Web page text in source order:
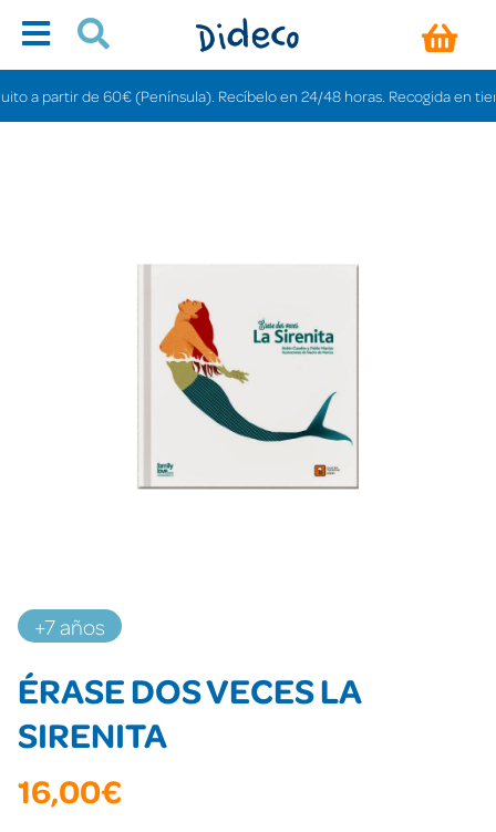
partir de 60€ (Península). Recíbelo en 24/48 horas. Recogida en
+7 años
ÉRASE DOS VECES LA
SIRENITA
16,00€